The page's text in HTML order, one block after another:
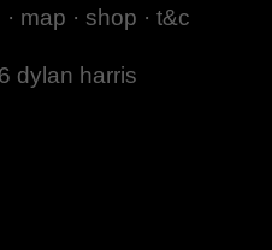
· map · shop · t&c
dylan harris